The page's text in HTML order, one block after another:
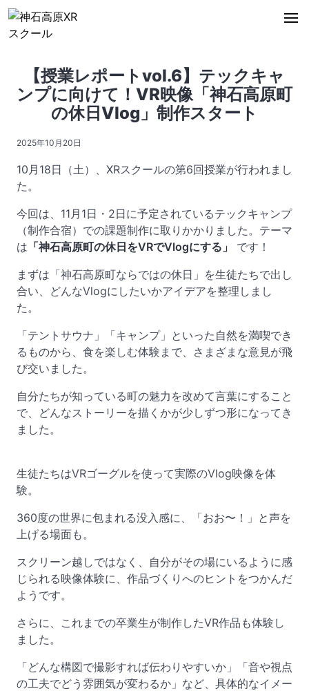
【授業レポートvol.6】テックキャ
ンプに向けて！VR映像「神石高原町
の休日Vlog」制作スタート
2025年10月20日
10月18日（土）、XRスクールの第6回授業が行われまし
た。
今回は、11月1日・2日に予定されているテックキャンプ
（制作合宿）での課題制作に取りかかりました。テーマ
は 「神石高原町の休日をVRでVlogにする」
です！
まずは「神石高原町ならではの休日」を生徒たちで出し
合い、どんなVlogにしたいかアイデアを整理しまし
た。
「テントサウナ」「キャンプ」といった自然を満喫でき
るものから、食を楽しむ体験まで、さまざまな意見が飛
び交いました。
自分たちが知っている町の魅力を改めて言葉にすること
で、どんなストーリーを描くかが少しずつ形になってき
ました。
生徒たちはVRゴーグルを使って実際のVlog映像を体
験。
360度の世界に包まれる没入感に、「おお〜！」と声を
上げる場面も。
スクリーン越しではなく、自分がその場にいるように感
じられる映像体験に、作品づくりへのヒントをつかんだ
ようです。
さらに、これまでの卒業生が制作したVR作品も体験し
ました。
「どんな構図で撮影すれば伝わりやすいか」「音や視点
の工夫でどう雰囲気が変わるか」など、具体的なイメー